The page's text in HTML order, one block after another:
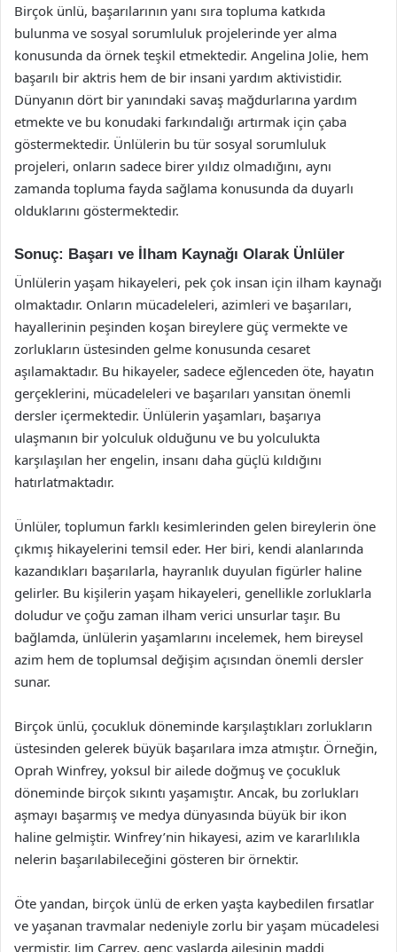
Birçok ünlü, başarılarının yanı sıra topluma katkıda
bulunma ve sosyal sorumluluk projelerinde yer alma
konusunda da örnek teşkil etmektedir. Angelina Jolie, hem
başarılı bir aktris hem de bir insani yardım aktivistidir.
Dünyanın dört bir yanındaki savaş mağdurlarına yardım
etmekte ve bu konudaki farkındalığı artırmak için çaba
göstermektedir. Ünlülerin bu tür sosyal sorumluluk
projeleri, onların sadece birer yıldız olmadığını, aynı
zamanda topluma fayda sağlama konusunda da duyarlı
olduklarını göstermektedir.
Sonuç: Başarı ve İlham Kaynağı Olarak Ünlüler
Ünlülerin yaşam hikayeleri, pek çok insan için ilham kaynağı
olmaktadır. Onların mücadeleleri, azimleri ve başarıları,
hayallerinin peşinden koşan bireylere güç vermekte ve
zorlukların üstesinden gelme konusunda cesaret
aşılamaktadır. Bu hikayeler, sadece eğlenceden öte, hayatın
gerçeklerini, mücadeleleri ve başarıları yansıtan önemli
dersler içermektedir. Ünlülerin yaşamları, başarıya
ulaşmanın bir yolculuk olduğunu ve bu yolculukta
karşılaşılan her engelin, insanı daha güçlü kıldığını
hatırlatmaktadır.
Ünlüler, toplumun farklı kesimlerinden gelen bireylerin öne
çıkmış hikayelerini temsil eder. Her biri, kendi alanlarında
kazandıkları başarılarla, hayranlık duyulan figürler haline
gelirler. Bu kişilerin yaşam hikayeleri, genellikle zorluklarla
doludur ve çoğu zaman ilham verici unsurlar taşır. Bu
bağlamda, ünlülerin yaşamlarını incelemek, hem bireysel
azim hem de toplumsal değişim açısından önemli dersler
sunar.
Birçok ünlü, çocukluk döneminde karşılaştıkları zorlukların
üstesinden gelerek büyük başarılara imza atmıştır. Örneğin,
Oprah Winfrey, yoksul bir ailede doğmuş ve çocukluk
döneminde birçok sıkıntı yaşamıştır. Ancak, bu zorlukları
aşmayı başarmış ve medya dünyasında büyük bir ikon
haline gelmiştir. Winfrey’nin hikayesi, azim ve kararlılıkla
nelerin başarılabileceğini gösteren bir örnektir.
Öte yandan, birçok ünlü de erken yaşta kaybedilen fırsatlar
ve yaşanan travmalar nedeniyle zorlu bir yaşam mücadelesi
vermiştir. Jim Carrey, genç yaşlarda ailesinin maddi